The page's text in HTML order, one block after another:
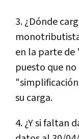
3. ¿Dónde
en la parte de
puesto que
su carga.
4. ¿Y si faltan